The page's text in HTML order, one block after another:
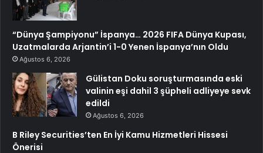
“Dünya Şampiyonu” İspanya… 2026 FIFA Dünya Kupası,
Uzatmalarda Arjantin’i 1-0 Yenen İspanya’nın Oldu
Ağustos 6, 2026
Gülistan Doku soruşturmasında eski
valinin eşi dahil 3 şüpheli adliyeye sevk
edildi
Ağustos 6, 2026
B Riley Securities’ten En İyi Kamu Hizmetleri Hissesi
Önerisi